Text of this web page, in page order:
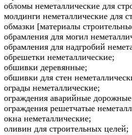
обломы неметаллические для
молдинги неметаллические для
обмазки [материалы
обрамления для могил
обрамления для надгробий
обрешетки неметаллические;
обшивки деревянные;
обшивки для стен
ограды неметаллические;
ограждения аварийные
ограждения решетчатые
окна неметаллические;
оливин для строительных целей;